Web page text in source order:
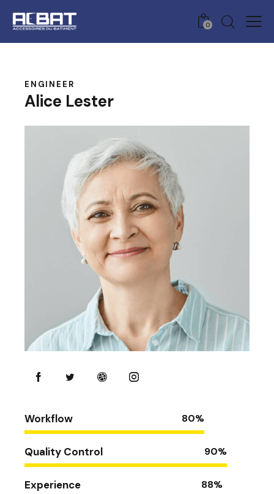
0
ENGINEER
Alice Lester
Workflow 80%
Quality Control 90%
Experience 88%